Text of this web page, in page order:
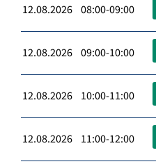
12.08.2026 08:00-09:00
12.08.2026 09:00-10:00
12.08.2026 10:00-11:00
12.08.2026 11:00-12:00